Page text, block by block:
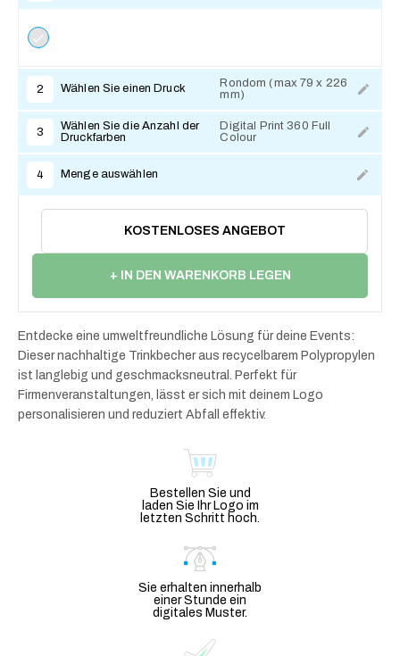
2 Wählen Sie einen Druck
Rondom (max 79 x 226
mm)
3
Wählen Sie die Anzahl der
Druckfarben
Digital Print 360 Full
Colour
4 Menge auswählen
KOSTENLOSES ANGEBOT
+ IN DEN WARENKORB LEGEN
Entdecke eine umweltfreundliche Lösung für deine Events:
Dieser nachhaltige Trinkbecher aus recycelbarem Polypropylen
ist langlebig und geschmacksneutral. Perfekt für
Firmenveranstaltungen, lässt er sich mit deinem Logo
personalisieren und reduziert Abfall effektiv.
Bestellen Sie und
laden Sie Ihr Logo im
letzten Schritt hoch.
Sie erhalten innerhalb
einer Stunde ein
digitales Muster.